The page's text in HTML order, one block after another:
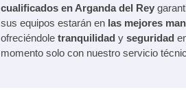
cualificados en Arganda del Rey
sus equipos estarán en las mejores
ofreciéndole tranquilidad y seguridad
momento solo con nuestro servicio